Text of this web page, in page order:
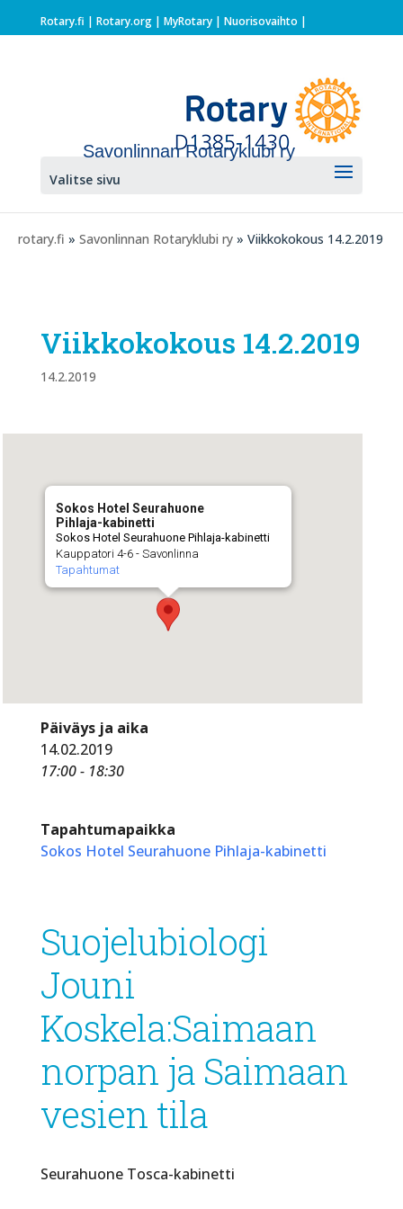
Rotary.fi | Rotary.org| MyRotary | Nuorisovaihto |
Savonlinnan Rotaryklubi ry
Valitse sivu
rotary.fi » Savonlinnan Rotaryklubi ry » Viikkokokous 14.2.2019
Viikkokokous 14.2.2019
14.2.2019
Sokos Hotel Seurahuone
Pihlaja-kabinetti
Sokos Hotel Seurahuone Pihlaja-kabinetti
Kauppatori 4-6 - Savonlinna
Tapahtumat
Päiväys ja aika
14.02.2019
17:00 - 18:30
Tapahtumapaikka
Sokos Hotel Seurahuone Pihlaja-kabinetti
Suojelubiologi
Jouni
Koskela:Saimaan
norpan ja Saimaan
vesien tila
Seurahuone Tosca-kabinetti